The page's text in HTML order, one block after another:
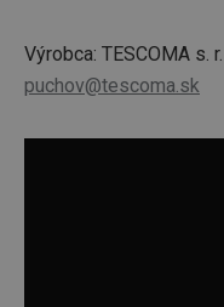
Výrobca: TESCOMA s.
puchov@tescoma.sk